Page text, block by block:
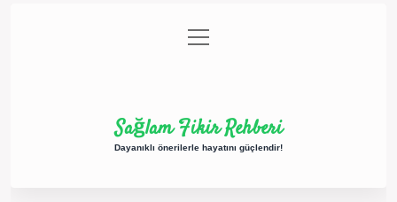
Gizlilik Politikası
menüyü
aç
Sağlam Fikir Rehberi
Dayanıklı önerilerle hayatını güçlendir!